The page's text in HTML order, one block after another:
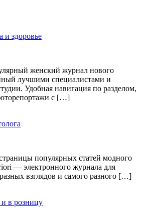
и здоровье
женский журнал нового
лучшими специалистами и
Удобная навигация по разделом,
с […]
популярных статей модного
— электронного журнала для
взглядов и самого разного […]
в розницу